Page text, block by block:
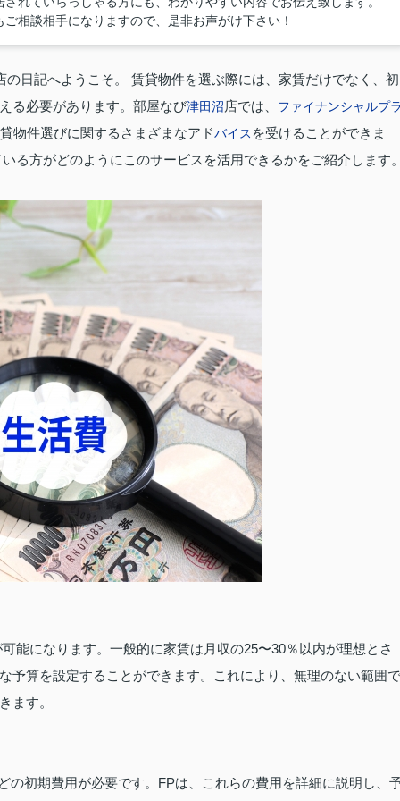
相談相手になりますので、是非お声がけ下さい！
の日記へようこそ。 賃貸物件を選ぶ際には、家賃だけでなく、初
る必要があります。部屋なび津田沼店では、 ファイナンシャルプ
物件選びに関するさまざまなアドバイス を受けることができま
る方がどのようにこのサービスを活用できるかをご紹介します
能になります。一般的に家賃は月収の25〜30％以内が理想とさ
予算を設定することができます。これにより、無理のない範囲で
ます。
の初期費用が必要です。FPは、これらの費用を詳細に説明し、